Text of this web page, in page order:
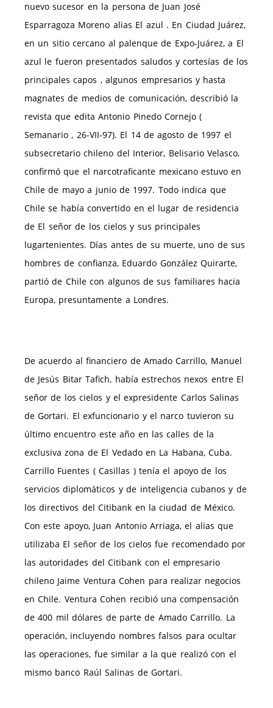
nuevo sucesor en la persona de Juan José
Esparragoza Moreno alias El azul . En Ciudad Juárez,
en un sitio cercano al palenque de Expo-Juárez, a El
azul le fueron presentados saludos y cortesías de los
principales capos , algunos empresarios y hasta
magnates de medios de comunicación, describió la
revista que edita Antonio Pinedo Cornejo (
Semanario , 26-VII-97). El 14 de agosto de 1997 el
subsecretario chileno del Interior, Belisario Velasco,
confirmó que el narcotraficante mexicano estuvo en
Chile de mayo a junio de 1997. Todo indica que
Chile se había convertido en el lugar de residencia
de El señor de los cielos y sus principales
lugartenientes. Días antes de su muerte, uno de sus
hombres de confianza, Eduardo González Quirarte,
partió de Chile con algunos de sus familiares hacia
Europa, presuntamente a Londres.
De acuerdo al financiero de Amado Carrillo, Manuel
de Jesús Bitar Tafich, había estrechos nexos entre El
señor de los cielos y el expresidente Carlos Salinas
de Gortari. El exfuncionario y el narco tuvieron su
último encuentro este año en las calles de la
exclusiva zona de El Vedado en La Habana, Cuba.
Carrillo Fuentes ( Casillas ) tenía el apoyo de los
servicios diplomáticos y de inteligencia cubanos y de
los directivos del Citibank en la ciudad de México.
Con este apoyo, Juan Antonio Arriaga, el alias que
utilizaba El señor de los cielos fue recomendado por
las autoridades del Citibank con el empresario
chileno Jaime Ventura Cohen para realizar negocios
en Chile. Ventura Cohen recibió una compensación
de 400 mil dólares de parte de Amado Carrillo. La
operación, incluyendo nombres falsos para ocultar
las operaciones, fue similar a la que realizó con el
mismo banco Raúl Salinas de Gortari.